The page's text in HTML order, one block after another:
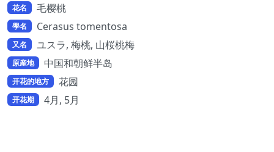
花名 毛樱桃
學名 Cerasus tomentosa
又名 ユスラ, 梅桃, 山桜桃梅
原産地 中国和朝鲜半岛
开花的地方 花园
开花期 4月, 5月